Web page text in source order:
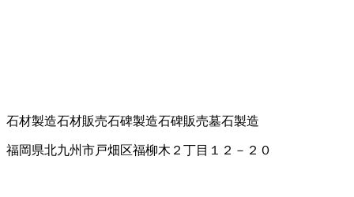
石材製造石材販売石碑製造石碑販売墓石製造
福岡県北九州市戸畑区福柳木２丁目１２－２０